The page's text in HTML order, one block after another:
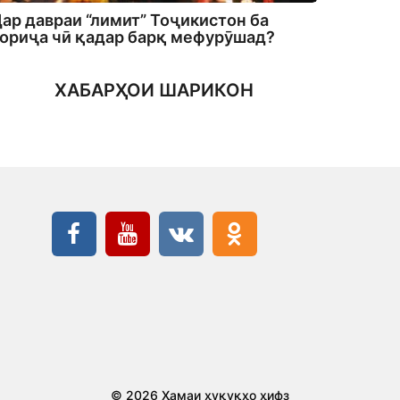
давраи “лимит” Тоҷикистон ба
чӣ қадар барқ мефурӯшад?
ХАБАРҲОИ ШАРИКОН
© 2026 Ҳамаи ҳуқуқҳо ҳифз